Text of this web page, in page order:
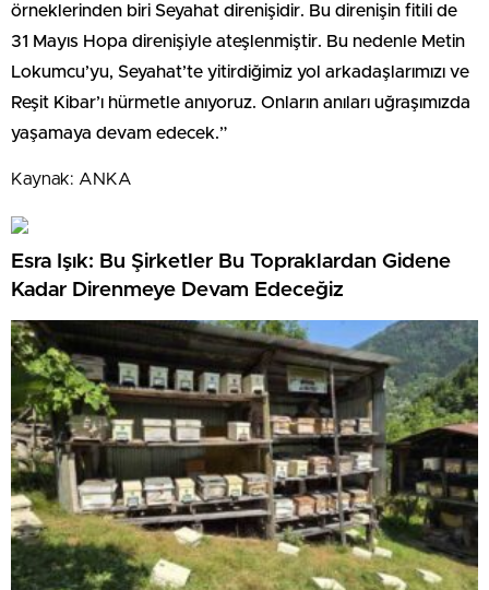
örneklerinden biri Seyahat direnişidir. Bu direnişin fitili de
31 Mayıs Hopa direnişiyle ateşlenmiştir. Bu nedenle Metin
Lokumcu’yu, Seyahat’te yitirdiğimiz yol arkadaşlarımızı ve
Reşit Kibar’ı hürmetle anıyoruz. Onların anıları uğraşımızda
yaşamaya devam edecek.”
Kaynak: ANKA
Esra Işık: Bu Şirketler Bu Topraklardan Gidene
Kadar Direnmeye Devam Edeceğiz